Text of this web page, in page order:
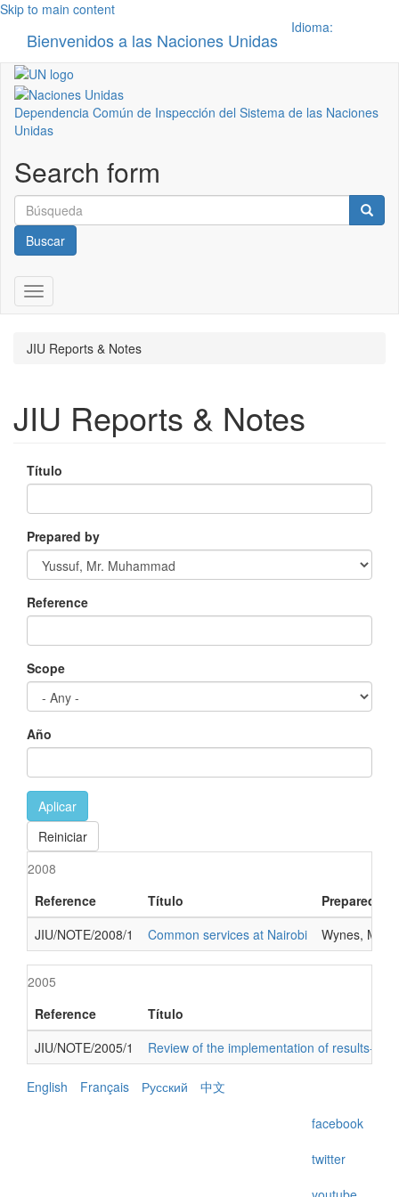
Skip to main content
Bienvenidos a las Naciones Unidas
Idioma:
Dependencia Común de Inspección del Sistema de las Naciones
Unidas
Search form
Buscar
Toggle navigation
JIU Reports & Notes
JIU Reports & Notes
Título
Prepared by
Reference
Scope
Año
Aplicar
Reiniciar
2008
Reference
Título
Prepared by
JIU/NOTE/2008/1
Common services at Nairobi Wynes, Ms.
2005
Reference
Título
JIU/NOTE/2005/1
Review of the implementation of results-
English Français Русский 中文
facebook
twitter